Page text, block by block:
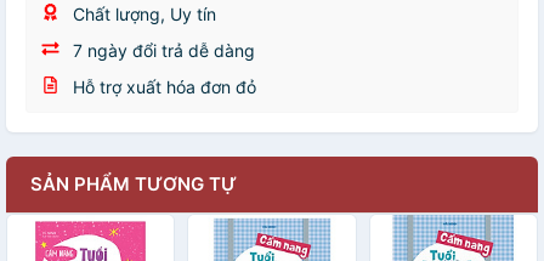
Chất lượng, Uy tín
7 ngày đổi trả dễ dàng
Hỗ trợ xuất hóa đơn đỏ
SẢN PHẨM TƯƠNG TỰ